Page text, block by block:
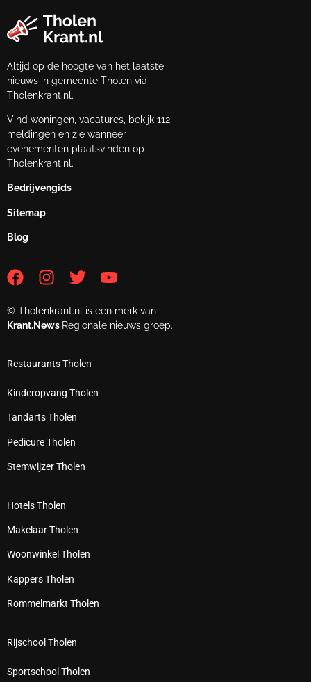
Altijd op de hoogte van het laatste
nieuws in gemeente Tholen via
Tholenkrant.nl.
Vind woningen, vacatures, bekijk 112
meldingen en zie wanneer
evenementen plaatsvinden op
Tholenkrant.nl.
Bedrijvengids
Sitemap
Blog
© Tholenkrant.nl is een merk van
Krant.News Regionale nieuws groep.
Restaurants Tholen
Kinderopvang Tholen
Tandarts Tholen
Pedicure Tholen
Stemwijzer Tholen
Hotels Tholen
Makelaar Tholen
Woonwinkel Tholen
Kappers Tholen
Rommelmarkt Tholen
Rijschool Tholen
Sportschool Tholen